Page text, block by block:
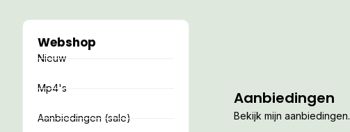
Webshop
Nieuw
Mp4's
Aanbiedingen (sale)
Aanbiedingen
Bekijk mijn aanbiedingen.